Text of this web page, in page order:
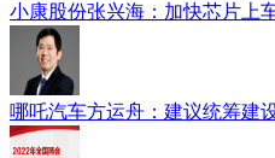
小康股份张兴海：加快芯片上
哪吒汽车方运舟：建议统筹建